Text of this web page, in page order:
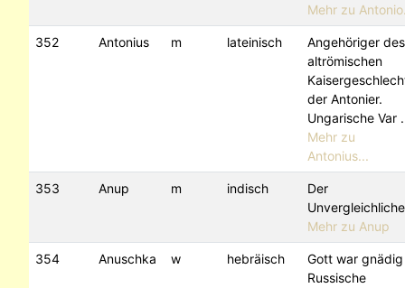
Mehr zu
352 Antonius m lateinisch
Angehöriger des
altrömischen
der Antonier.
Ungarische Var
Mehr zu
Antonius...
353 Anup m indisch
Der
Unvergleichliche
Mehr zu Anup
354 Anuschka w hebräisch
Gott war
Russische